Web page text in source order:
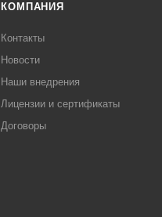
КОМПАНИЯ
Контакты
Новости
Наши внедрения
Лицензии и сертификаты
Договоры